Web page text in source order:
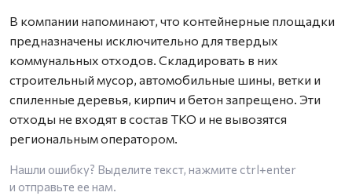
В компании напоминают, что контейнерные площадки
предназначены исключительно для твердых
коммунальных отходов. Складировать в них
строительный мусор, автомобильные шины, ветки и
спиленные деревья, кирпич и бетон запрещено. Эти
отходы не входят в состав ТКО и не вывозятся
региональным оператором.
Нашли ошибку? Выделите текст, нажмите ctrl+enter
и отправьте ее нам.